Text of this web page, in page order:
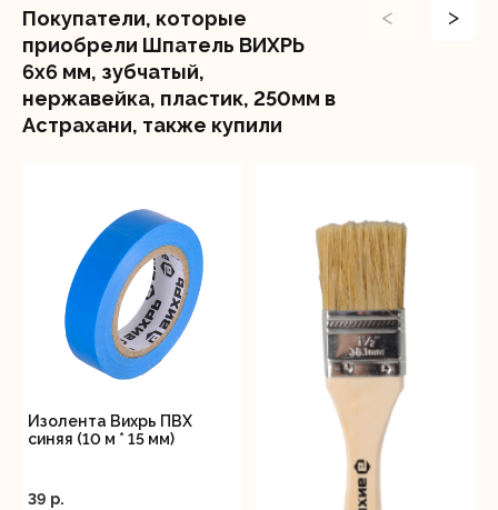
Покупатели, которые
приобрели Шпатель ВИХРЬ
6х6 мм, зубчатый,
нержавейка, пластик, 250мм в
Астрахани, также купили
< >
Изолента Вихрь ПВХ
синяя (10 м * 15 мм)
39 p.